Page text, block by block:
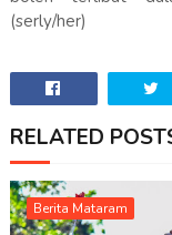
(serly/her)
RELATED
Berita Mataram